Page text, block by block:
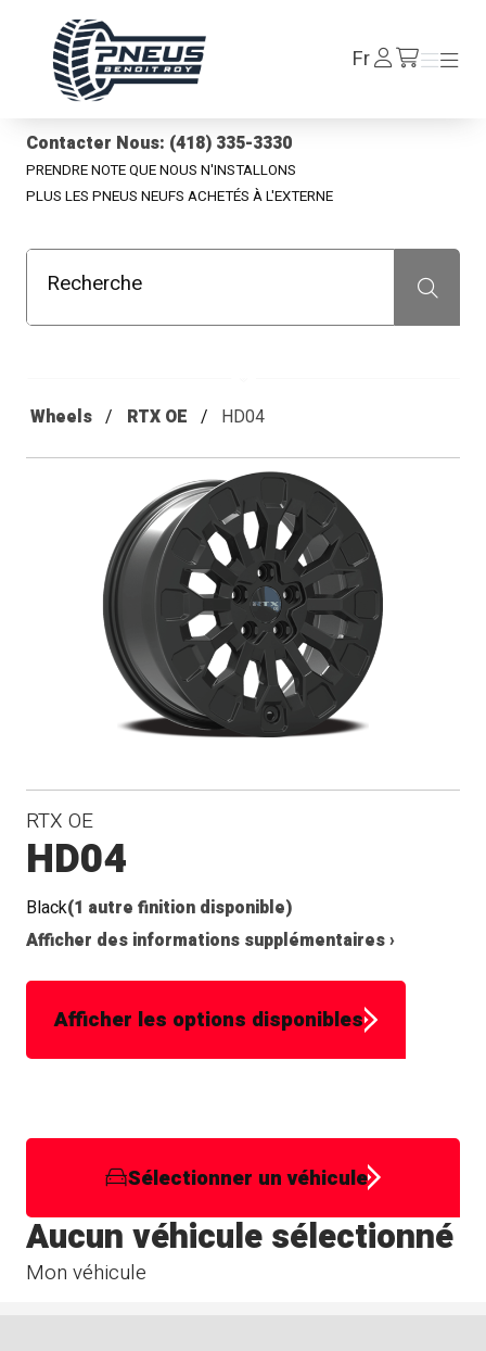
FrSe
connecter/fr/cart
Menu
Menu
Contacter Nous: (418) 335-3330
PRENDRE NOTE QUE NOUS N'INSTALLONS
PLUS LES PNEUS NEUFS ACHETÉS À L'EXTERNE
Recherche Recherche
Wheels RTX OE HD04
RTX OE
HD04
Black(1 autre finition disponible)
Afficher des informations supplémentaires ›
Afficher les options disponibles
Sélectionner un véhicule
Mon véhicule
Aucun véhicule sélectionné